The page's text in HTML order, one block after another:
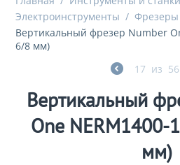
Электроинструменты / Фрезеры
Вертикальный фрезер Number
6/8 мм)
17 из 56
Вертикальный
One NERM1400-
мм)